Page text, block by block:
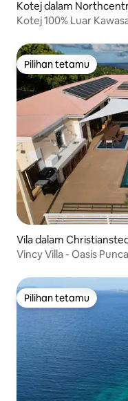
Kotej dalam
Kotej 100% Luar
Pilihan tetamu
Pilihan tetamu
Vila dalam
Vincy Villa - Oasis
Pilihan tetamu
Pilihan tetamu